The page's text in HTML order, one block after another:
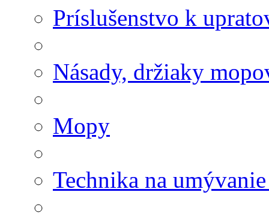
Príslušenstvo k
Násady, držiaky
Mopy
Technika na